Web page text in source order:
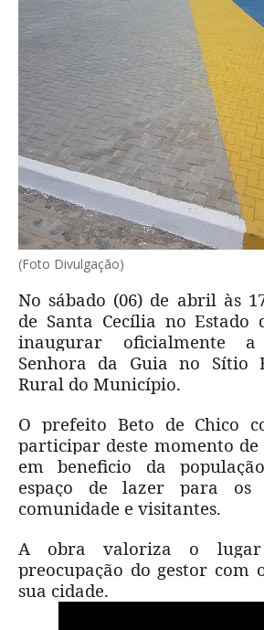
(Foto Divulgação)
No sábado (06) de abril às
de Santa Cecília no Estado
inaugurar oficialmente a
Senhora da Guia no Sítio
Rural do Município.
O prefeito Beto de Chico
participar deste momento
em beneficio da
espaço de lazer para os
comunidade e visitantes.
A obra valoriza o
preocupação do gestor com
sua cidade.